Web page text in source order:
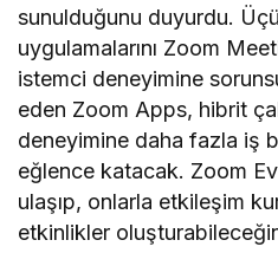
sunulduğunu duyurdu.
uygulamalarını Zoom
istemci deneyimine
eden Zoom Apps, hibrit
deneyimine daha fazla iş
eğlence katacak. Zoom
ulaşıp, onlarla etkileşim
etkinlikler